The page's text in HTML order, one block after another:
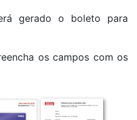
gerado o boleto para
os campos com os